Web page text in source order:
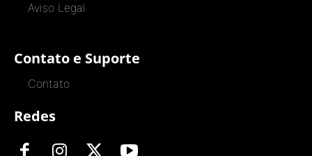
Aviso Legal
Contato e Suporte
Contato
Redes